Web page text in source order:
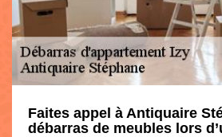
Faites appel à Antiquaire
débarras de meubles lors